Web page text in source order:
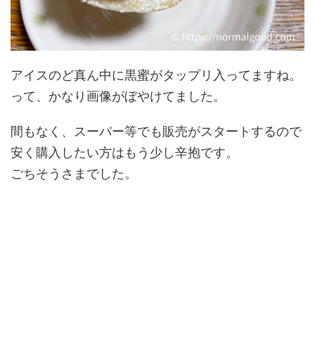
アイスのど真ん中に黒蜜がタップリ入ってますね。
って、かなり画像がぼやけてました。
間もなく、スーパー等でも販売がスタートするので
安く購入したい方はもう少し辛抱です。
ごちそうさまでした。